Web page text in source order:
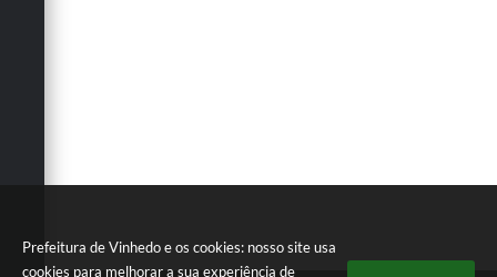
Prefeitura de Vinhedo e os cookies: nosso site usa
cookies para melhorar a sua experiência de